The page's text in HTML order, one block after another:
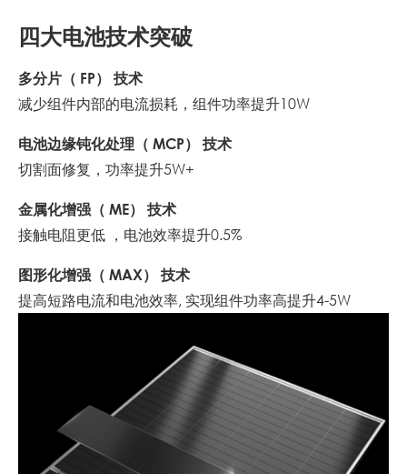
四大电池技术突破
多分片（ FP） 技术
减少组件内部的电流损耗，组件功率提升10W
电池边缘钝化处理（ MCP） 技术
切割面修复，功率提升5W+
金属化增强（ ME） 技术
接触电阻更低 ，电池效率提升0.5%
图形化增强（ MAX） 技术
提高短路电流和电池效率, 实现组件功率高提升4-5W